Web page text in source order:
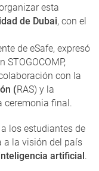
esta
de Dubai, con el
de eSafe, expresó
con la
(RAS) y la
ceremonia final.
los estudiantes de
a la visión del país
artificial.